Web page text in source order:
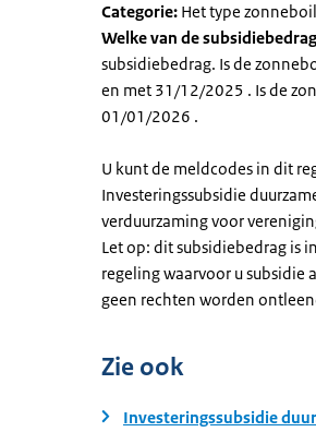
Categorie: Het type
Welke van de
subsidiebedrag. Is de
en met 31/12/2025 . Is de
01/01/2026 .
U kunt de meldcodes in dit
Investeringssubsidie
verduurzaming voor
Let op: dit subsidiebedrag is
regeling waarvoor u subsidie
geen rechten worden
Zie ook
Investeringssubsidie